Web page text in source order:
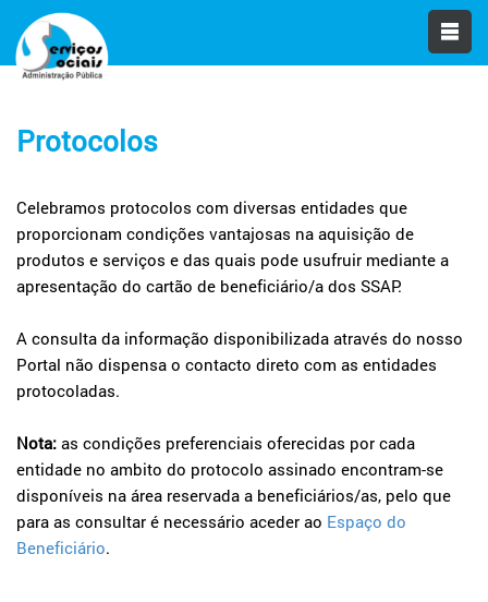
Protocolos
Celebramos protocolos com diversas entidades que
proporcionam condições vantajosas na aquisição de
produtos e serviços e das quais pode usufruir mediante a
apresentação do cartão de beneficiário/a dos SSAP.
A consulta da informação disponibilizada através do nosso
Portal não dispensa o contacto direto com as entidades
protocoladas.
Nota: as condições preferenciais oferecidas por cada
entidade no ambito do protocolo assinado encontram-se
disponíveis na área reservada a beneficiários/as, pelo que
para as consultar é necessário aceder ao Espaço do
Beneficiário.